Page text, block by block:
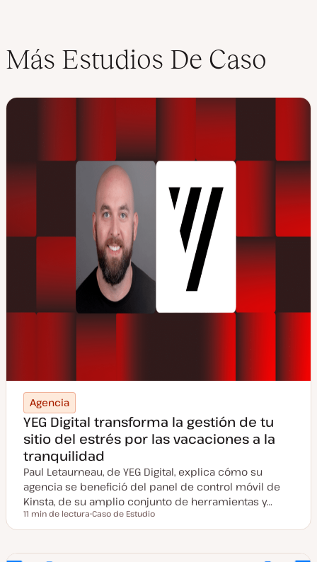
Más Estudios De Caso
Agencia
YEG Digital transforma la gestión de tu
sitio del estrés por las vacaciones a la
tranquilidad
Paul Letaurneau, de YEG Digital, explica cómo su
agencia se benefició del panel de control móvil de
Kinsta, de su amplio conjunto de herramientas y…
Tiempo de lectura
11 min de lectura
i
o
Caso de Estudio